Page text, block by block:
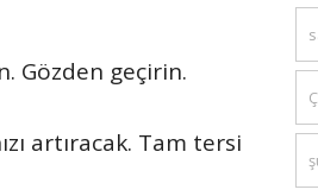
Gözden geçirin.
artıracak. Tam tersi